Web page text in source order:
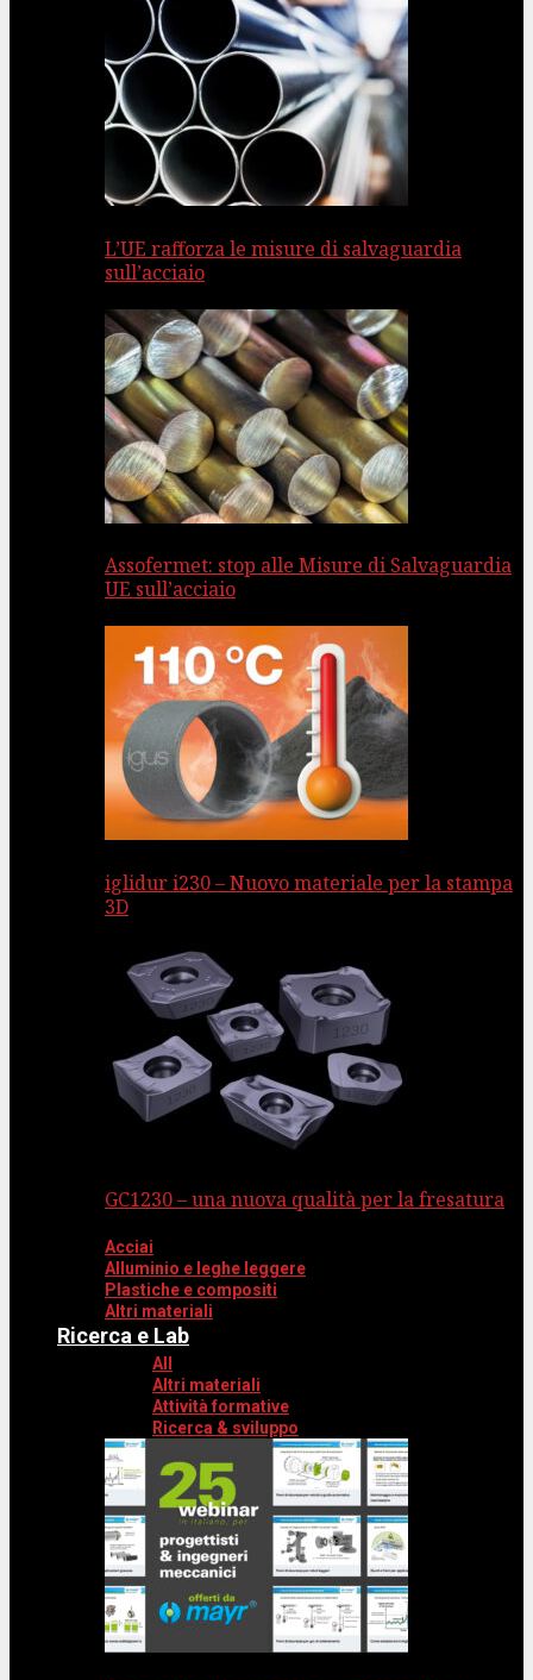
L’UE rafforza le misure di salvaguardia
sull’acciaio
Assofermet: stop alle Misure di Salvaguardia
UE sull’acciaio
iglidur i230 – Nuovo materiale per la stampa
3D
GC1230 – una nuova qualità per la fresatura
Acciai
Alluminio e leghe leggere
Plastiche e compositi
Altri materiali
Ricerca e Lab
All
Altri materiali
Attività formative
Ricerca & sviluppo